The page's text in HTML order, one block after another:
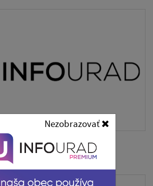
Nezobrazovať
Obecný úrad